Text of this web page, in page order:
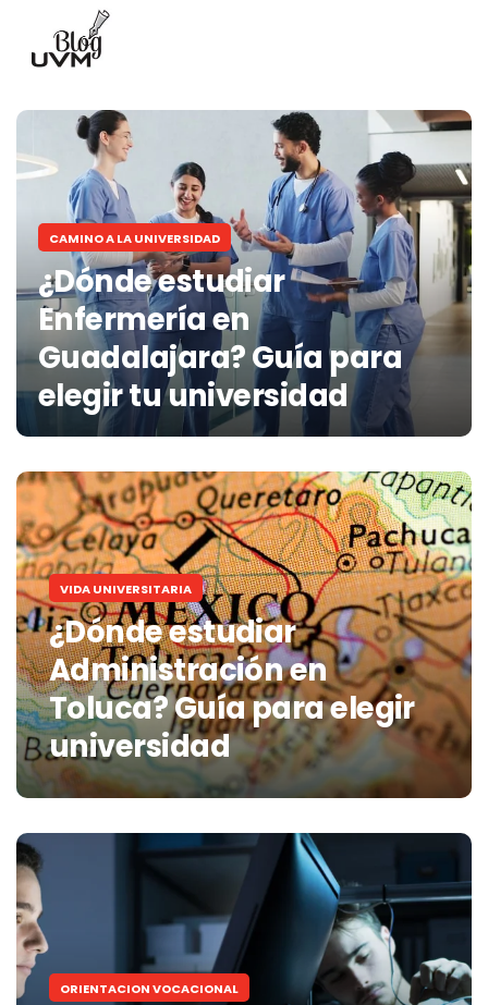
CAMINO A LA UNIVERSIDAD
¿Dónde estudiar
Enfermería en
Guadalajara? Guía para
elegir tu universidad
VIDA UNIVERSITARIA
¿Dónde estudiar
Administración en
Toluca? Guía para elegir
universidad
ORIENTACION VOCACIONAL